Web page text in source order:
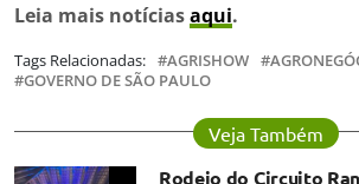
Leia mais notíciasaqui.
Tags Relacionadas: AGRISHOW
GOVERNO DE SÃO PAULO
Veja Também
Rodeio do Circuito